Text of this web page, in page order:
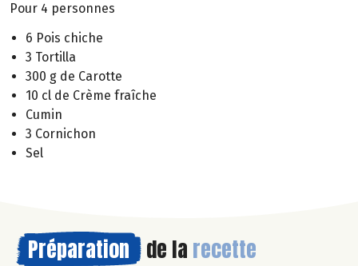
Pour 4 personnes
6 Pois chiche
3 Tortilla
300 g de Carotte
10 cl de Crème fraîche
Cumin
3 Cornichon
Sel
Préparation de la recette